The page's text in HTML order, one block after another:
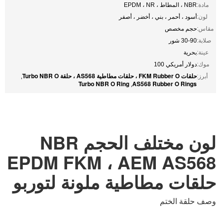
مادة:NBR ، المطاط ، EPDM ، NR
لون:أسود ، أحمر ، بني ، أخضر ، أصفر
مقاس:حجم مخصص
صلابة:30-90 شور
عينة:بحرية
موك:دولار أمريكي 100
أبرز:حلقات FKM Rubber O ، حلقات مطاطية AS568 ، حلقة Turbo NBR O ,
AS568 Rubber O Rings
,
Turbo NBR O Ring
لون مختلف الحجم NBR
EPDM FKM ، AEM AS568
حلقات مطاطية ملونة لتوربو
وصف حلقة الختم